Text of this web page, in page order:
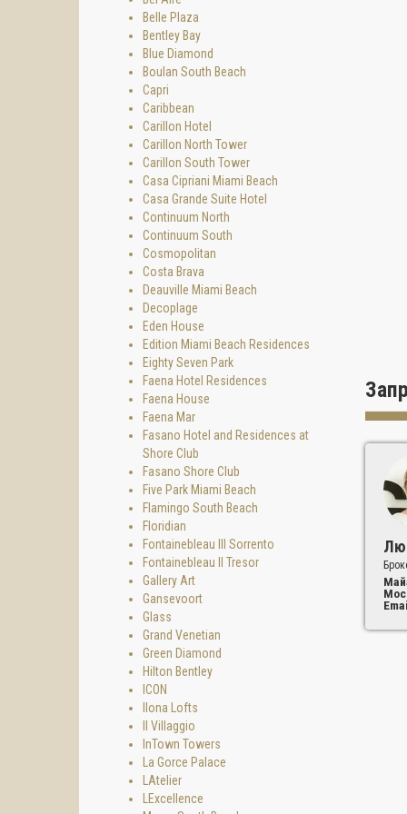
Belle Plaza
Bentley Bay
Blue Diamond
Boulan South Beach
Capri
Caribbean
Carillon Hotel
Carillon North Tower
Carillon South Tower
Casa Cipriani Miami Beach
Casa Grande Suite Hotel
Continuum North
Continuum South
Cosmopolitan
Costa Brava
Deauville Miami Beach
Decoplage
Eden House
Edition Miami Beach Residences
Eighty Seven Park
Faena Hotel Residences
Faena House
Faena Mar
Fasano Hotel and Residences at
Shore Club
Fasano Shore Club
Five Park Miami Beach
Flamingo South Beach
Floridian
Fontainebleau III Sorrento
Fontainebleau II Tresor
Gallery Art
Gansevoort
Glass
Grand Venetian
Green Diamond
Hilton Bentley
ICON
Ilona Lofts
Il Villaggio
InTown Towers
La Gorce Palace
LAtelier
LExcellence